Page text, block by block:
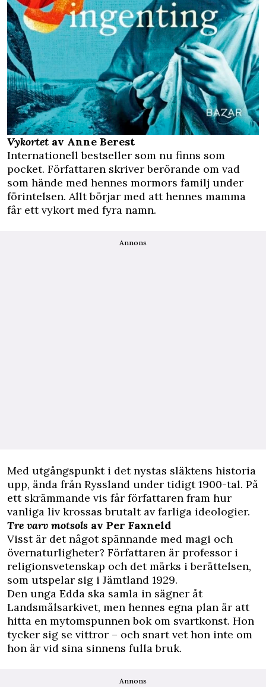
Vykortet av Anne Berest
Internationell bestseller som nu finns som
pocket. Författaren skriver berörande om vad
som hände med hennes mormors familj under
förintelsen. Allt börjar med att hennes mamma
får ett vykort med fyra namn.
Annons
Med utgångspunkt i det nystas släktens historia
upp, ända från Ryssland under tidigt 1900-tal. På
ett skrämmande vis får författaren fram hur
vanliga liv krossas brutalt av farliga ideologier.
Tre varv motsols av Per Faxneld
Visst är det något spännande med magi och
övernaturligheter? Författaren är professor i
religionsvetenskap och det märks i berättelsen,
som utspelar sig i Jämtland 1929.
Den unga Edda ska samla in sägner åt
Landsmålsarkivet, men hennes egna plan är att
hitta en mytomspunnen bok om svartkonst. Hon
tycker sig se vittror – och snart vet hon inte om
hon är vid sina sinnens fulla bruk.
Annons